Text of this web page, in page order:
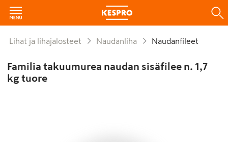
Lihat ja lihajalosteet Naudanliha Naudanfileet
Familia takuumurea naudan sisäfilee n. 1,7
kg tuore